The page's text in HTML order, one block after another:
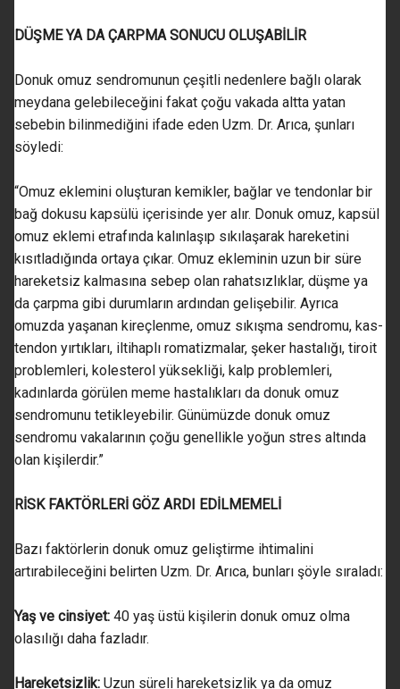
DÜŞME YA DA ÇARPMA SONUCU OLUŞABİLİR
Donuk omuz sendromunun çeşitli nedenlere bağlı olarak
meydana gelebileceğini fakat çoğu vakada altta yatan
sebebin bilinmediğini ifade eden Uzm. Dr. Arıca, şunları
söyledi:
“Omuz eklemini oluşturan kemikler, bağlar ve tendonlar bir
bağ dokusu kapsülü içerisinde yer alır. Donuk omuz, kapsül
omuz eklemi etrafında kalınlaşıp sıkılaşarak hareketini
kısıtladığında ortaya çıkar. Omuz ekleminin uzun bir süre
hareketsiz kalmasına sebep olan rahatsızlıklar, düşme ya
da çarpma gibi durumların ardından gelişebilir. Ayrıca
omuzda yaşanan kireçlenme, omuz sıkışma sendromu, kas-
tendon yırtıkları, iltihaplı romatizmalar, şeker hastalığı, tiroit
problemleri, kolesterol yüksekliği, kalp problemleri,
kadınlarda görülen meme hastalıkları da donuk omuz
sendromunu tetikleyebilir. Günümüzde donuk omuz
sendromu vakalarının çoğu genellikle yoğun stres altında
olan kişilerdir.”
RİSK FAKTÖRLERİ GÖZ ARDI EDİLMEMELİ
Bazı faktörlerin donuk omuz geliştirme ihtimalini
artırabileceğini belirten Uzm. Dr. Arıca, bunları şöyle sıraladı:
Yaş ve cinsiyet:40 yaş üstü kişilerin donuk omuz olma
olasılığı daha fazladır.
Hareketsizlik: Uzun süreli hareketsizlik ya da omuz